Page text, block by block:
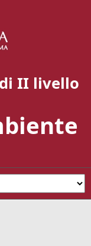
II livello